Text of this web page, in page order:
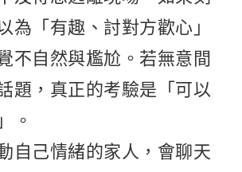
為「有趣、討對方歡心」
不自然與尷尬。若無意間
題，真正的考驗是「可以
。
自己情緒的家人，會聊天